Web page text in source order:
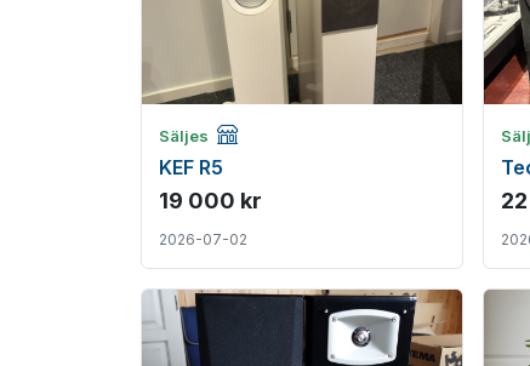
Säljes Företagsannons
KEF R5
19 000 kr
2026-07-02